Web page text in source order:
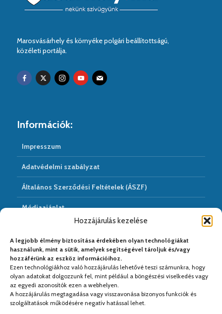
Hozzájárulás kezelése
A legjobb élmény biztosítása érdekében olyan technológiákat
használunk, mint a sütik, amelyek segítségével tároljuk és/vagy
hozzáférünk az eszköz információihoz.
Ezen technológiákhoz való hozzájárulás lehetővé teszi számunkra, hogy
olyan adatokat dolgozzunk fel, mint például a böngészési viselkedés vagy
az egyedi azonosítók ezen a webhelyen.
A hozzájárulás megtagadása vagy visszavonása bizonyos funkciók és
szolgáltatások működésére negatív hatással lehet.
Marosvásárhely és környéke polgári beállítottságú,
közéleti portálja.
Információk:
Impresszum
Adatvédelmi szabályzat
Általános Szerződési Feltételek (ÁSZF)
Médiaajánlat
Médiapartnereink: